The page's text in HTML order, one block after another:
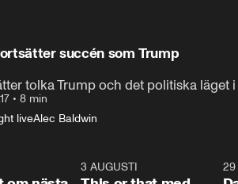
succén som Trump
tolka Trump och det politiska läget i
• 8 min
liveAlec Baldwin
0:243 AUGUSTI 29